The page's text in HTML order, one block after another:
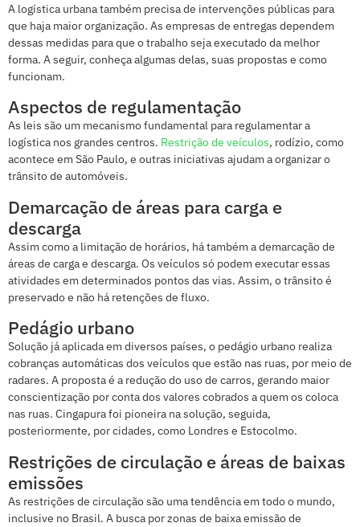
A logística urbana também precisa de intervenções públicas para
que haja maior organização. As empresas de entregas dependem
dessas medidas para que o trabalho seja executado da melhor
forma. A seguir, conheça algumas delas, suas propostas e como
funcionam.
Aspectos de regulamentação
As leis são um mecanismo fundamental para regulamentar a
logística nos grandes centros. Restrição de veículos, rodízio, como
acontece em São Paulo, e outras iniciativas ajudam a organizar o
trânsito de automóveis.
Demarcação de áreas para carga e
descarga
Assim como a limitação de horários, há também a demarcação de
áreas de carga e descarga. Os veículos só podem executar essas
atividades em determinados pontos das vias. Assim, o trânsito é
preservado e não há retenções de fluxo.
Pedágio urbano
Solução já aplicada em diversos países, o pedágio urbano realiza
cobranças automáticas dos veículos que estão nas ruas, por meio de
radares. A proposta é a redução do uso de carros, gerando maior
conscientização por conta dos valores cobrados a quem os coloca
nas ruas. Cingapura foi pioneira na solução, seguida,
posteriormente, por cidades, como Londres e Estocolmo.
Restrições de circulação e áreas de baixas
emissões
As restrições de circulação são uma tendência em todo o mundo,
inclusive no Brasil. A busca por zonas de baixa emissão de